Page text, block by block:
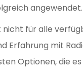
angewendet.
nicht für alle
Erfahrung mit
Optionen, die